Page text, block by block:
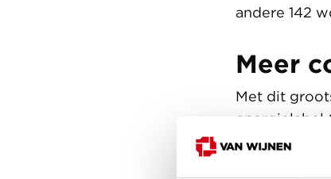
andere 142
Meer
Met dit
energielabel
bij De